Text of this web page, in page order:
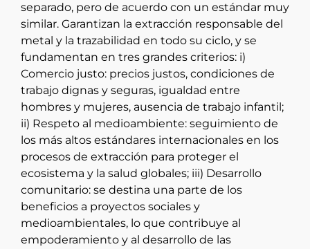
separado, pero de acuerdo con un estándar muy
similar. Garantizan la extracción responsable del
metal y la trazabilidad en todo su ciclo, y se
fundamentan en tres grandes criterios: i)
Comercio justo: precios justos, condiciones de
trabajo dignas y seguras, igualdad entre
hombres y mujeres, ausencia de trabajo infantil;
ii) Respeto al medioambiente: seguimiento de
los más altos estándares internacionales en los
procesos de extracción para proteger el
ecosistema y la salud globales; iii) Desarrollo
comunitario: se destina una parte de los
beneficios a proyectos sociales y
medioambientales, lo que contribuye al
empoderamiento y al desarrollo de las